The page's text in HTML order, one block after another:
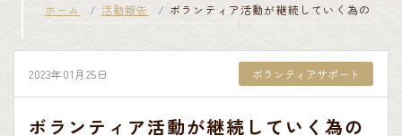
ホーム 活動報告 ボランティア活動が継続していく為の一助
2023年01月25日 ボランティアサポート
ボランティア活動が継続していく為の